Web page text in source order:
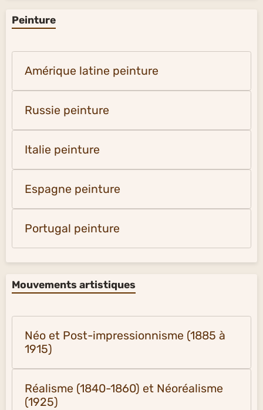
Peinture
Amérique latine peinture
Russie peinture
Italie peinture
Espagne peinture
Portugal peinture
Mouvements artistiques
Néo et Post-impressionnisme (1885 à
1915)
Réalisme (1840-1860) et Néoréalisme
(1925)